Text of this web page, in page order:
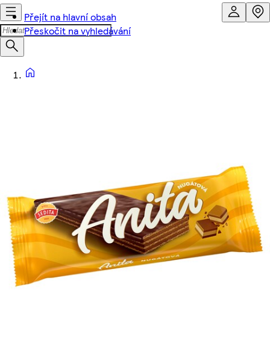
Přejít na hlavní obsah
Přeskočit na vyhledávání